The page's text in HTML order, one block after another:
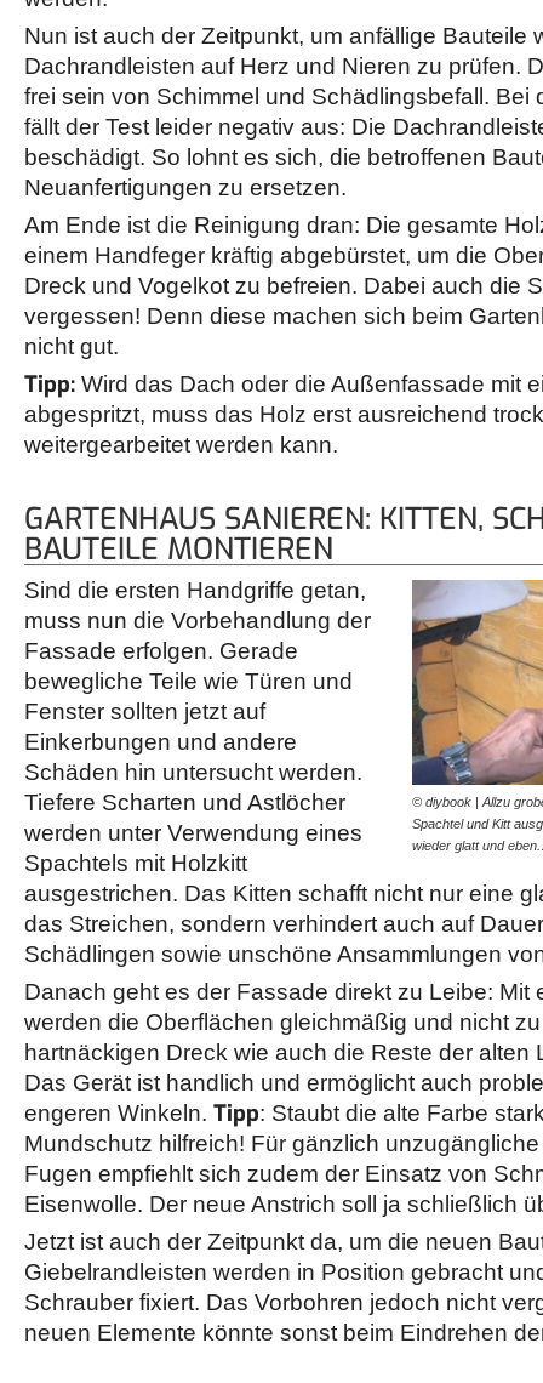
Nun ist auch der Zeitpunkt, um anfällige Bauteile
Dachrandleisten auf Herz und Nieren zu prüfen.
frei sein von Schimmel und Schädlingsbefall. Bei
fällt der Test leider negativ aus: Die
beschädigt. So lohnt es sich, die betroffenen
Neuanfertigungen zu ersetzen.
Am Ende ist die Reinigung dran: Die gesamte
einem Handfeger kräftig abgebürstet, um die
Dreck und Vogelkot zu befreien. Dabei auch die
vergessen! Denn diese machen sich beim
nicht gut.
Tipp: Wird das Dach oder die Außenfassade mit
abgespritzt, muss das Holz erst ausreichend
weitergearbeitet werden kann.
GARTENHAUS SANIEREN: KITTEN,
BAUTEILE MONTIEREN
© diybook | Allzu
Spachtel und Kitt
wieder glatt und
Sind die ersten Handgriffe getan,
muss nun die Vorbehandlung der
Fassade erfolgen. Gerade
bewegliche Teile wie Türen und
Fenster sollten jetzt auf
Einkerbungen und andere
Schäden hin untersucht werden.
Tiefere Scharten und Astlöcher
werden unter Verwendung eines
Spachtels mit Holzkitt
ausgestrichen. Das Kitten schafft nicht nur eine
das Streichen, sondern verhindert auch auf
Schädlingen sowie unschöne Ansammlungen
Danach geht es der Fassade direkt zu Leibe: Mit
werden die Oberflächen gleichmäßig und nicht
hartnäckigen Dreck wie auch die Reste der alten
Das Gerät ist handlich und ermöglicht auch
engeren Winkeln. Tipp: Staubt die alte Farbe
Mundschutz hilfreich! Für gänzlich
Fugen empfiehlt sich zudem der Einsatz von
Eisenwolle. Der neue Anstrich soll ja schließlich
Jetzt ist auch der Zeitpunkt da, um die neuen
Giebelrandleisten werden in Position gebracht
Schrauber fixiert. Das Vorbohren jedoch nicht
neuen Elemente könnte sonst beim Eindrehen